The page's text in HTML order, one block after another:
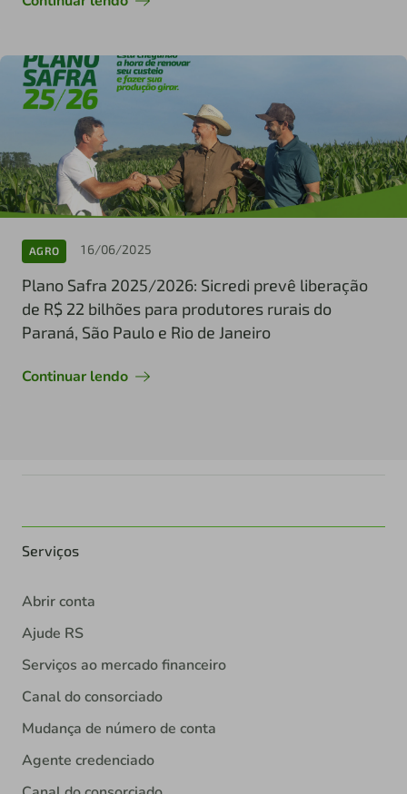
AGRO 16/06/2025
Plano Safra 2025/2026: Sicredi prevê liberação
de R$ 22 bilhões para produtores rurais do
Paraná, São Paulo e Rio de Janeiro
Continuar lendo
Serviços
Abrir conta
Ajude RS
Serviços ao mercado financeiro
Canal do consorciado
Mudança de número de conta
Agente credenciado